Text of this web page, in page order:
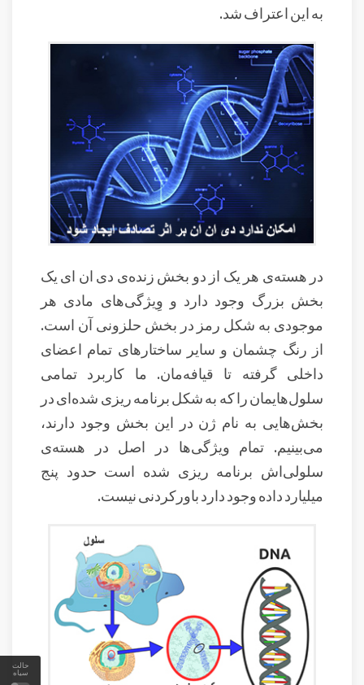
حالت
سیاه
به این اعتراف شد.
در هسته‌ی هر یک از دو بخش زنده‌ی دی ان ای یک
بخش بزرگ وجود دارد و وِیژگی‌های مادی هر
موجودی به شکل رمز در بخش حلزونی آن است.
از رنگ چشمان و سایر ساختارهای تمام اعضای
داخلی گرفته تا قیافه‌مان. ما کاربرد تمامی
سلول‌هایمان را که به شکل برنامه ریزی شده‌ای در
بخش‌هایی به نام ژن در این بخش وجود دارند،
می‌بینیم. تمام ویژگی‌ها در اصل در هسته‌ی
سلولی‌اش برنامه ریزی شده است حدود پنج
میلیارد داده وجود دارد باورکردنی نیست.